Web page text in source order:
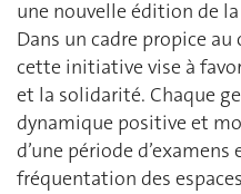
une nouvelle édition de
Dans un cadre propice
cette initiative vise à
et la solidarité. Chaque
dynamique positive et
d’une période
fréquentation des